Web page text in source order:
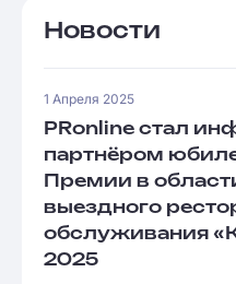
Новости
1 Апреля 2025
PRonline стал
партнёром
Премии в
выездного
обслуживания
2025